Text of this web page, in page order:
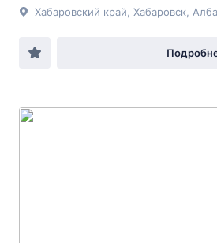
Хабаровский край, Хабаровск,